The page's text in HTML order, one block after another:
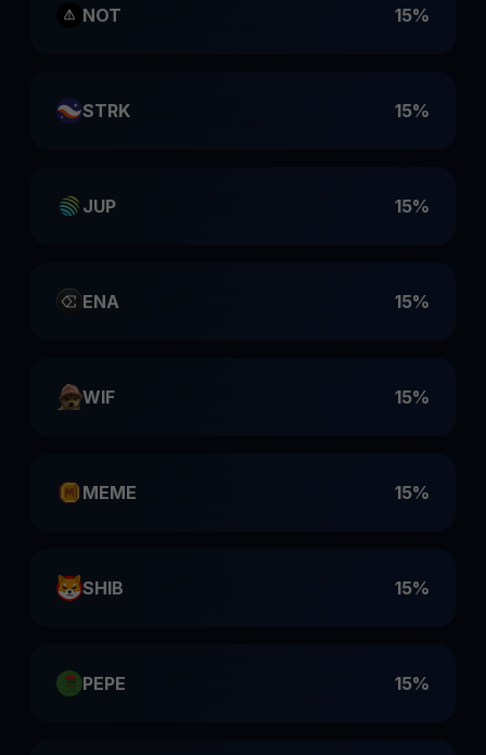
NOT 15%
STRK 15%
JUP 15%
ENA 15%
WIF 15%
MEME 15%
SHIB 15%
PEPE 15%